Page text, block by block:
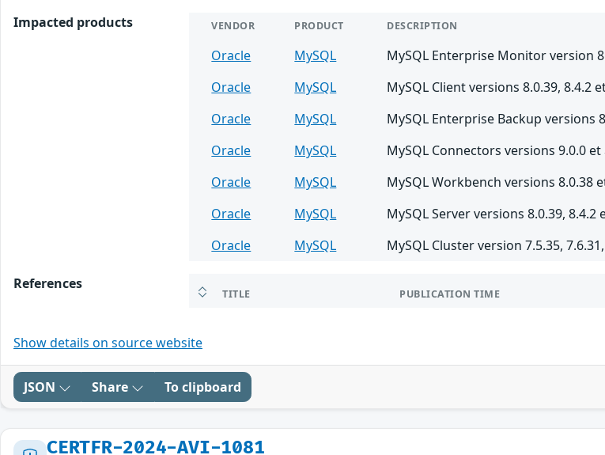
Impacted products
VENDOR PRODUCT DESCRIPTION
Oracle MySQL
MySQL Enterprise Monitor version
Oracle
MySQL
MySQL Client versions 8.0.39, 8.4.2
Oracle
MySQL
MySQL Enterprise Backup versions
Oracle
MySQL
MySQL Connectors versions 9.0.0
Oracle
MySQL
MySQL Workbench versions 8.0.38
Oracle
MySQL
MySQL Server versions 8.0.39,
Oracle
MySQL MySQL Cluster version 7.5.35,
References
TITLE PUBLICATION TIME
Show details on source website
JSON Share To clipboard
CERTFR-2024-AVI-1081